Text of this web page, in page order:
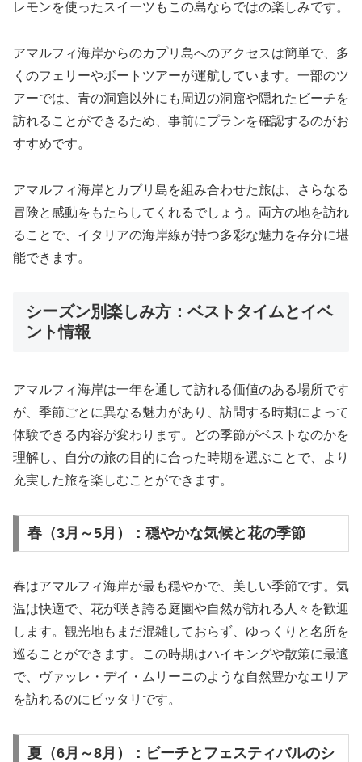
レモンを使ったスイーツもこの島ならではの楽しみです。
アマルフィ海岸からのカプリ島へのアクセスは簡単で、多
くのフェリーやボートツアーが運航しています。一部のツ
アーでは、青の洞窟以外にも周辺の洞窟や隠れたビーチを
訪れることができるため、事前にプランを確認するのがお
すすめです。
アマルフィ海岸とカプリ島を組み合わせた旅は、さらなる
冒険と感動をもたらしてくれるでしょう。両方の地を訪れ
ることで、イタリアの海岸線が持つ多彩な魅力を存分に堪
能できます。
シーズン別楽しみ方：ベストタイムとイベ
ント情報
アマルフィ海岸は一年を通して訪れる価値のある場所です
が、季節ごとに異なる魅力があり、訪問する時期によって
体験できる内容が変わります。どの季節がベストなのかを
理解し、自分の旅の目的に合った時期を選ぶことで、より
充実した旅を楽しむことができます。
春（3月～5月）：穏やかな気候と花の季節
春はアマルフィ海岸が最も穏やかで、美しい季節です。気
温は快適で、花が咲き誇る庭園や自然が訪れる人々を歓迎
します。観光地もまだ混雑しておらず、ゆっくりと名所を
巡ることができます。この時期はハイキングや散策に最適
で、ヴァッレ・デイ・ムリーニのような自然豊かなエリア
を訪れるのにピッタリです。
夏（6月～8月）：ビーチとフェスティバルのシ